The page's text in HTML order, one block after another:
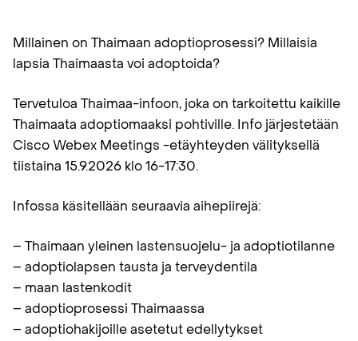
Millainen on Thaimaan adoptioprosessi? Millaisia
lapsia Thaimaasta voi adoptoida?
Tervetuloa Thaimaa-infoon, joka on tarkoitettu kaikille
Thaimaata adoptiomaaksi pohtiville. Info järjestetään
Cisco Webex Meetings -etäyhteyden välityksellä
tiistaina 15.9.2026 klo 16-17:30.
Infossa käsitellään seuraavia aihepiirejä:
– Thaimaan yleinen lastensuojelu- ja adoptiotilanne
– adoptiolapsen tausta ja terveydentila
– maan lastenkodit
– adoptioprosessi Thaimaassa
– adoptiohakijoille asetetut edellytykset